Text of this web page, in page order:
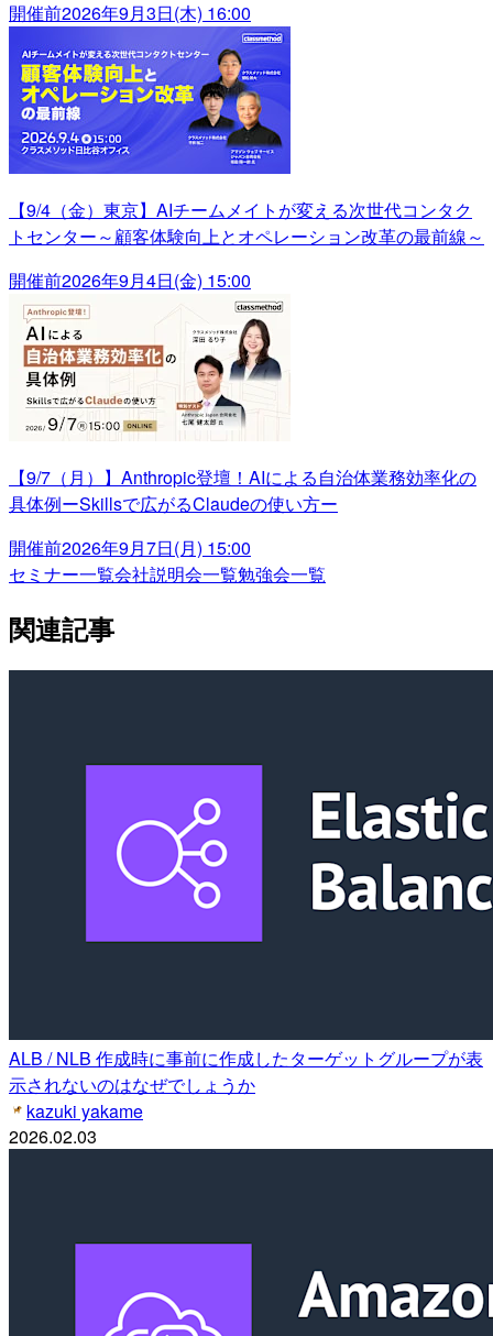
開催前2026年9月3日(木) 16:00
【9/4（金）東京】AIチームメイトが変える次世代コンタク
トセンター～顧客体験向上とオペレーション改革の最前線～
開催前2026年9月4日(金) 15:00
【9/7（月）】Anthropic登壇！AIによる自治体業務効率化の
具体例ーSkillsで広がるClaudeの使い方ー
開催前2026年9月7日(月) 15:00
セミナー一覧会社説明会一覧勉強会一覧
関連記事
ALB / NLB 作成時に事前に作成したターゲットグループが表
示されないのはなぜでしょうか
kazuki yakame
2026.02.03